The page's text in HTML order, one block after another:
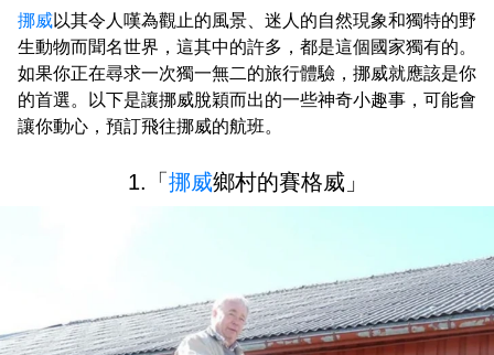
挪威以其令人嘆為觀止的風景、迷人的自然現象和獨特的野
生動物而聞名世界，這其中的許多，都是這個國家獨有的。
如果你正在尋求一次獨一無二的旅行體驗，挪威就應該是你
的首選。以下是讓挪威脫穎而出的一些神奇小趣事，可能會
讓你動心，預訂飛往挪威的航班。
1.「 挪威鄉村的賽格威」